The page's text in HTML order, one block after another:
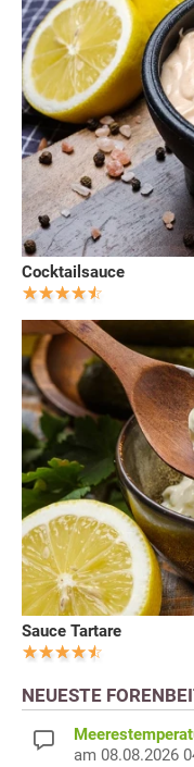
Cocktailsauce
Sauce Tartare
NEUESTE
am 08.08.2026